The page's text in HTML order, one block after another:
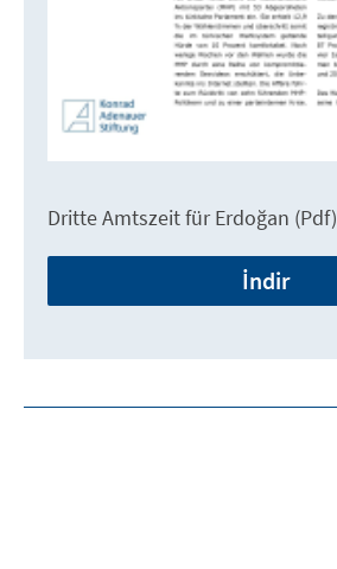
Dritte Amtszeit für Erdoğan (Pdf)
İndir